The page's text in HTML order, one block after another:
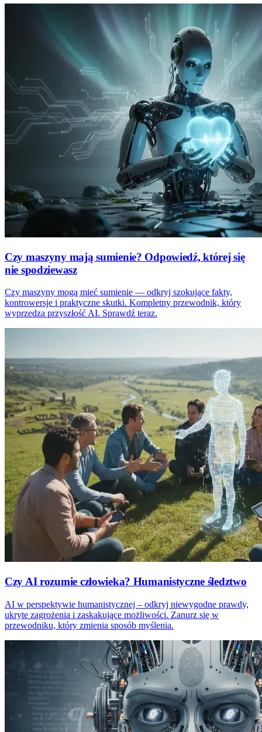
Czy maszyny mają sumienie? Odpowiedź, której się
nie spodziewasz
Czy maszyny mogą mieć sumienie — odkryj szokujące fakty,
kontrowersje i praktyczne skutki. Kompletny przewodnik, który
wyprzedza przyszłość AI. Sprawdź teraz.
Czy AI rozumie człowieka? Humanistyczne śledztwo
AI w perspektywie humanistycznej – odkryj niewygodne prawdy,
ukryte zagrożenia i zaskakujące możliwości. Zanurz się w
przewodniku, który zmienia sposób myślenia.